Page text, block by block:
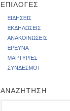
ΕΠΙΛΟΓΕΣ
ΕΙΔΗΣΕΙΣ
ΕΚΔΗΛΩΣΕΙΣ
ΑΝΑΚΟΙΝΩΣΕΙΣ
ΕΡΕΥΝΑ
ΜΑΡΤΥΡΙΕΣ
ΣΥΝΔΕΣΜΟΙ
ΑΝΑΖΗΤΗΣΗ